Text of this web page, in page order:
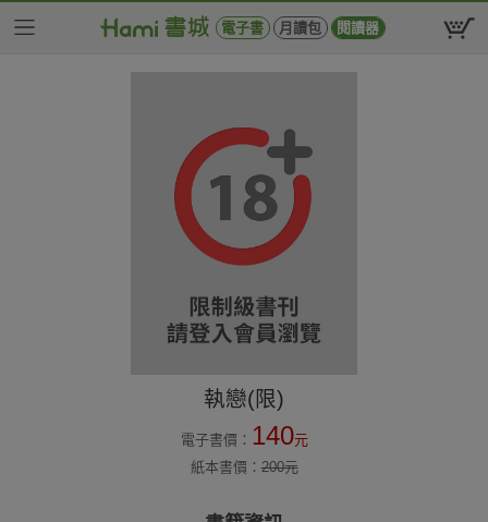
電子書 月讀包 閱讀器
執戀(限)
電子書價： 140元
紙本書價：200元